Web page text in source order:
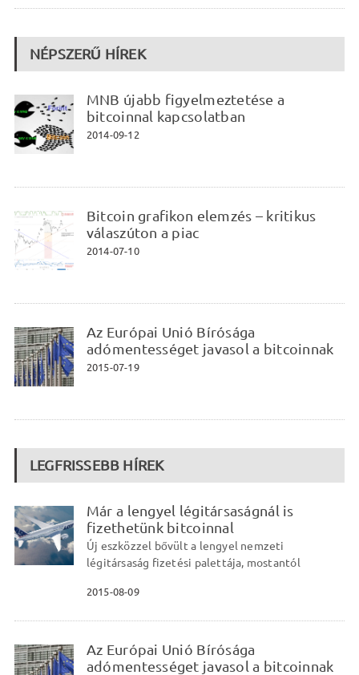
NÉPSZERŰ HÍREK
MNB újabb figyelmeztetése a
bitcoinnal kapcsolatban
2014-09-12
Bitcoin grafikon elemzés – kritikus
válaszúton a piac
2014-07-10
Az Európai Unió Bírósága
adómentességet javasol a bitcoinnak
2015-07-19
LEGFRISSEBB HÍREK
Már a lengyel légitársaságnál is
fizethetünk bitcoinnal
Új eszközzel bővült a lengyel nemzeti
légitársaság fizetési palettája, mostantól
2015-08-09
Az Európai Unió Bírósága
adómentességet javasol a bitcoinnak